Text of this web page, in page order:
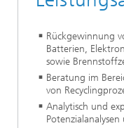
Rückgewinnung
Batterien,
sowie
Beratung im
von
Analytisch und